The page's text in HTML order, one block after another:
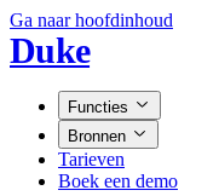
Ga naar hoofdinhoud
Duke
Functies
Bronnen
Tarieven
Boek een demo